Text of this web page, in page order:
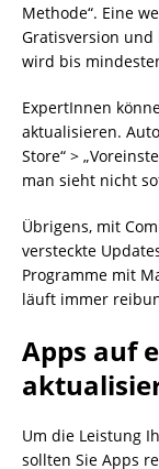
Methode“. Eine
Gratisversion
wird bis
ExpertInnen
aktualisieren.
Store“ >
man sieht nicht
Übrigens, mit
versteckte
Programme mit
läuft immer
Apps auf
Um die Leistung
sollten Sie Apps